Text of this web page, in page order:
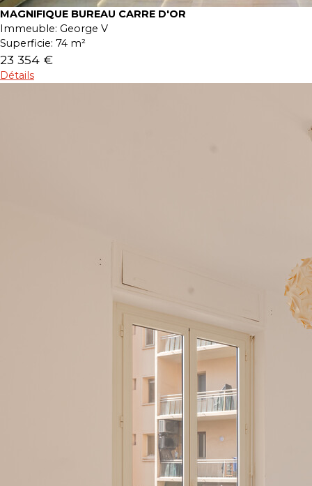
MAGNIFIQUE BUREAU CARRE D'OR
Immeuble: George V
Superficie: 74 m²
23 354 €
Détails